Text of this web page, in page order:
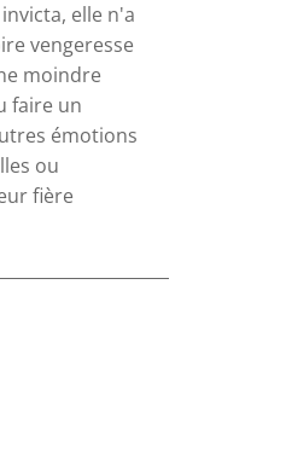
elle n'a
vengeresse
moindre
faire un
émotions
ou
fière